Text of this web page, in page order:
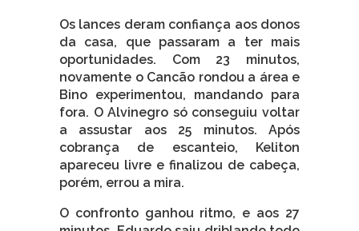
Os lances deram confiança aos donos
da casa, que passaram a ter mais
oportunidades. Com 23 minutos,
novamente o Cancão rondou a área e
Bino experimentou, mandando para
fora. O Alvinegro só conseguiu voltar
a assustar aos 25 minutos. Após
cobrança de escanteio, Keliton
apareceu livre e finalizou de cabeça,
porém, errou a mira.
O confronto ganhou ritmo, e aos 27